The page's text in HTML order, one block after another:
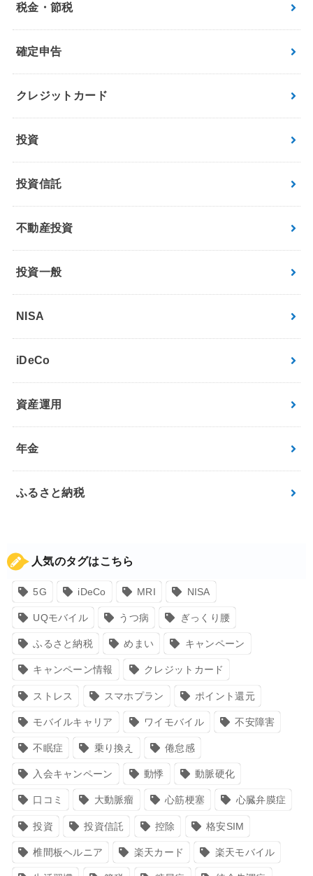
税金・節税
確定申告
クレジットカード
投資
投資信託
不動産投資
投資一般
NISA
iDeCo
資産運用
年金
ふるさと納税
人気のタグはこちら
5G iDeCo MRI NISA
UQモバイル うつ病 ぎっくり腰
ふるさと納税 めまい キャンペーン
キャンペーン情報 クレジットカード
ストレス スマホプラン ポイント還元
モバイルキャリア ワイモバイル 不安障害
不眠症 乗り換え 倦怠感
入会キャンペーン 動悸 動脈硬化
口コミ 大動脈瘤 心筋梗塞 心臓弁膜症
投資 投資信託 控除 格安SIM
椎間板ヘルニア 楽天カード 楽天モバイル